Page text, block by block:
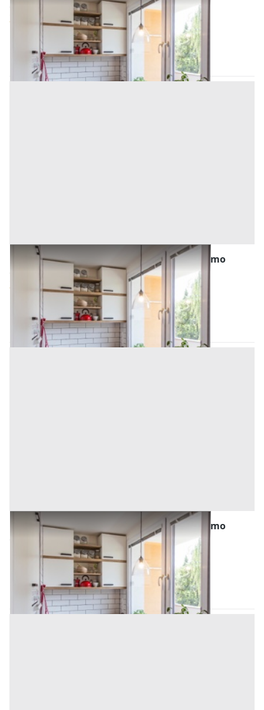
Belmonte Mezzagno (Palermo)
27.843,75 € 37.125 €
Codice asta:AN943523
Asta chiusa
Abitazione di Tipo Popolare all'asta a Palermo
Belmonte Mezzagno (Palermo)
26.578,12 € 35.437,50 €
Codice asta:AN943524
Asta chiusa
Abitazione di Tipo Popolare all'asta a Palermo
Belmonte Mezzagno (Palermo)
1.938,63 € 2.584,84 €
Codice asta:AN923548
Asta chiusa